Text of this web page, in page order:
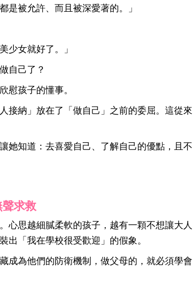
是被允許、而且被深愛著的。
」
少女就好了。」
自己了？
慰孩子的懂事。
接納」放在了「做自己」之前的委屈。這從來
她知道：去喜愛自己、了解自己的優點，且不
求救
心思越細膩柔軟的孩子，越有一顆不想讓大人
出「我在學校很受歡迎」的假象。
成為他們的防衛機制，做父母的，就必須學會